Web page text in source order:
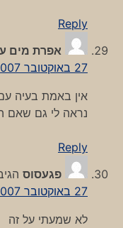
Reply
אפרת מים
27 באוקטובר 2007 בשעה 23:10
אין באמת בעיה
נראה לי גם שאם
Reply
פגעסוס
27 באוקטובר 2007 בשעה 23:10
לא שמעתי על זה